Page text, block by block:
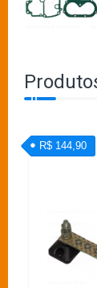
R$ 144,90